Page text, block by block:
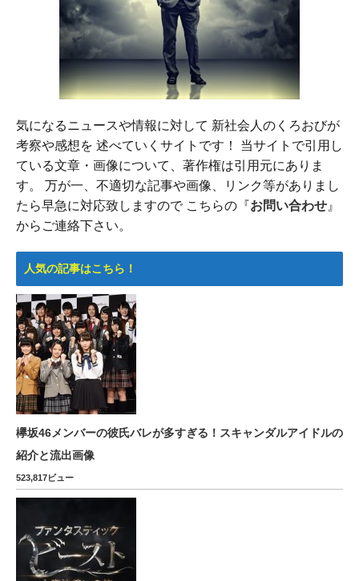
気になるニュースや情報に対して 新社会人のくろおびが
考察や感想を 述べていくサイトです！ 当サイトで引用し
ている文章・画像について、著作権は引用元にありま
す。 万が一、不適切な記事や画像、リンク等がありまし
たら早急に対応致しますので こちらの『お問い合わせ 』
からご連絡下さい。
人気の記事はこちら！
欅坂46メンバーの彼氏バレが多すぎる！スキャンダルアイドルの
紹介と流出画像
523,817ビュー